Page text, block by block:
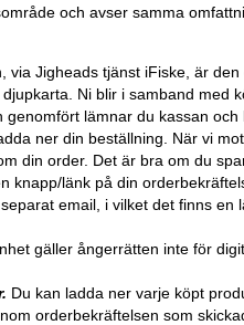
och avser samma
via Jigheads tjänst iFiske, är
Ni blir i samband med
genomfört lämnar du kassan
ner din beställning. När vi
din order. Det är bra om du
knapp/länk på din
email, i vilket det finns
gäller ångerrätten inte för
Du kan ladda ner varje köpt
orderbekräftelsen som